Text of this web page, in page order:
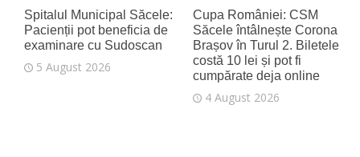
Spitalul Municipal Săcele:
Pacienții pot beneficia de
examinare cu Sudoscan
5 August 2026
Cupa României: CSM
Săcele întâlnește Corona
Brașov în Turul 2. Biletele
costă 10 lei și pot fi
cumpărate deja online
4 August 2026